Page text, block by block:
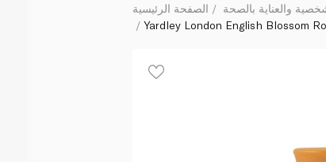
الصفحة الرئيسية والعناية بالصحة
Yardley London English Blossom